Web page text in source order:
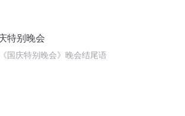
特别晚会
《国庆特别晚会》晚会结尾语